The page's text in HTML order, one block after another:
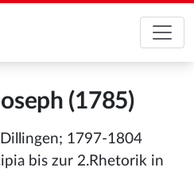
(1785)
1797-1804
bis zur 2.Rhetorik in